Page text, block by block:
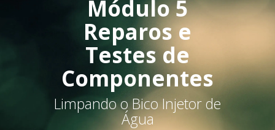
Módulo 5
Reparos e
Testes de
Componentes
Limpando o Bico Injetor de
Água